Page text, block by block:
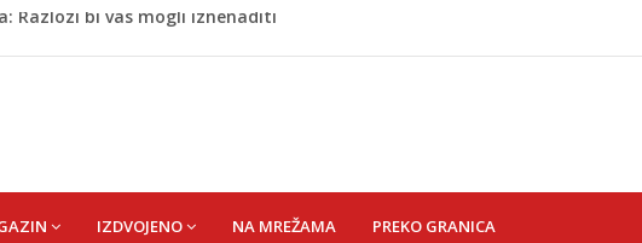
reprezentaciju onda bi "birali", a ne
u Njemačkoj: BMW-om se zabila
Razlozi bi vas mogli iznenaditi
IZDVOJENO NA MREŽAMA PREKO GRANICA